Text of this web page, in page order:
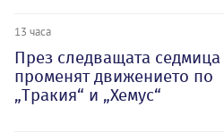
13 часа
През следващата седмица
променят движението по
„Тракия“ и „Хемус“